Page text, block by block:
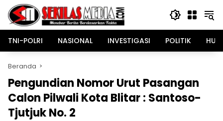
Langsung
konten
TNI-POLRI
NASIONAL INVESTIGASI POLITIK
Beranda
Pengundian Nomor Urut Pasangan
Calon Pilwali Kota Blitar : Santoso-
Tjutjuk No. 2